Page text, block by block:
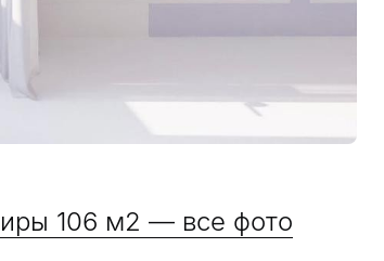
106 м2 — все фото